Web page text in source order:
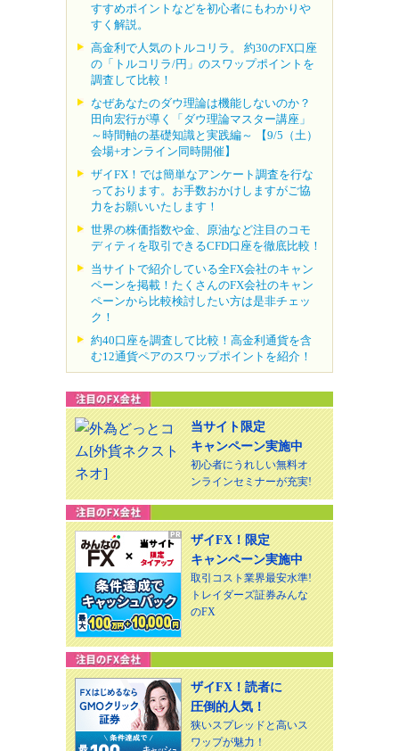
すすめポイントなどを初心者にもわかりや
すく解説。
高金利で人気のトルコリラ。 約30のFX口座
の「トルコリラ/円」のスワップポイントを
調査して比較！
なぜあなたのダウ理論は機能しないのか？
田向宏行が導く「ダウ理論マスター講座」
～時間軸の基礎知識と実践編～ 【9/5（土）
会場+オンライン同時開催】
ザイFX！では簡単なアンケート調査を行な
っております。お手数おかけしますがご協
力をお願いいたします！
世界の株価指数や金、原油など注目のコモ
ディティを取引できるCFD口座を徹底比較！
当サイトで紹介している全FX会社のキャン
ペーンを掲載！たくさんのFX会社のキャン
ペーンから比較検討したい方は是非チェッ
ク！
約40口座を調査して比較！高金利通貨を含
む12通貨ペアのスワップポイントを紹介！
当サイト限定
キャンペーン実施中
初心者にうれしい無料オ
ンラインセミナーが充実!
ザイFX！限定
キャンペーン実施中
取引コスト業界最安水準!
トレイダーズ証券みんな
のFX
ザイFX！読者に
圧倒的人気！
狭いスプレッドと高いス
ワップが魅力！